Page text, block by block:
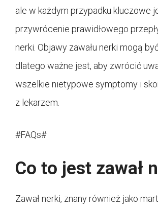
ale w każdym przypadku kluczowe
przywrócenie prawidłowego
nerki. Objawy zawału nerki mogą
dlatego ważne jest, aby zwrócić
wszelkie nietypowe symptomy i
z lekarzem.
#FAQs#
Co to jest zawał
Zawał nerki, znany również jako